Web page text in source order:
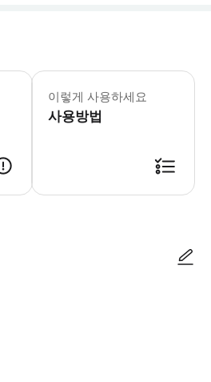
이렇게 사용하세요
사용방법